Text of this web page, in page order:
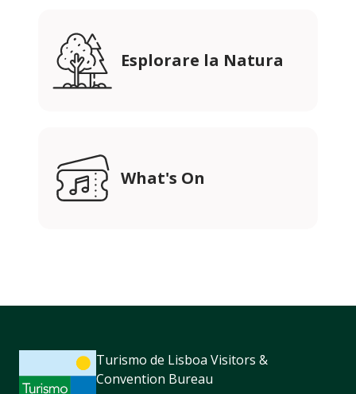
Esplorare la Natura
What's On
Turismo de Lisboa Visitors &
Convention Bureau